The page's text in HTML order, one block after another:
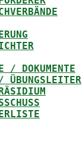
/ DOKUMENTE
ÜBUNGSLEITER